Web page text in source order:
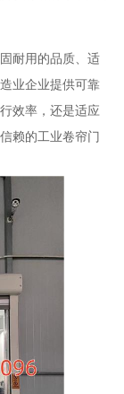
耐用的品质、适
业企业提供可靠
效率，还是适应
赖的工业卷帘门